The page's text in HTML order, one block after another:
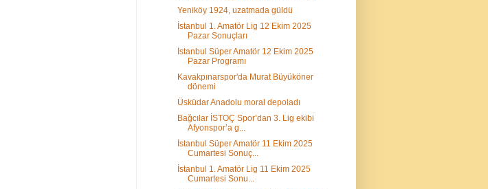
Yeniköy 1924, uzatmada güldü
İstanbul 1. Amatör Lig 12 Ekim 2025
Pazar Sonuçları
İstanbul Süper Amatör 12 Ekim 2025
Pazar Programı
Kavakpınarspor'da Murat Büyüköner
dönemi
Üsküdar Anadolu moral depoladı
Bağcılar İSTOÇ Spor’dan 3. Lig ekibi
Afyonspor’a g...
İstanbul Süper Amatör 11 Ekim 2025
Cumartesi Sonuç...
İstanbul 1. Amatör Lig 11 Ekim 2025
Cumartesi Sonu...